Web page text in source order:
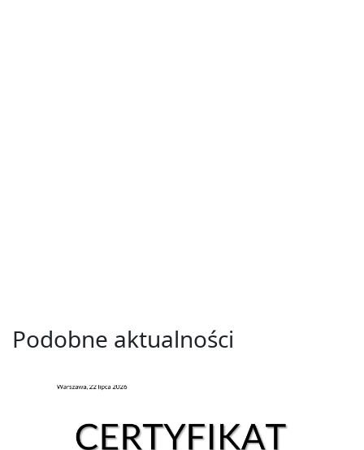
Podobne aktualności